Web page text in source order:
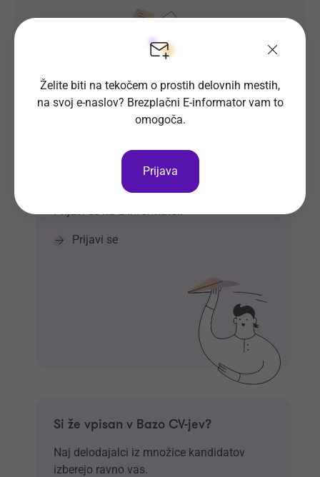
Prosta delovna mesta direktno na
tvoj e-naslov
Prijavi se na E-informator.
Prijavi se
Si že vpisan v Bazo CV-jev?
Naj delodajalci iz množice kandidatov
izberejo ravno vas.
Želite biti na tekočem o prostih delovnih mestih,
na svoj e-naslov? Brezplačni E-informator vam to
omogoča.
Prijava